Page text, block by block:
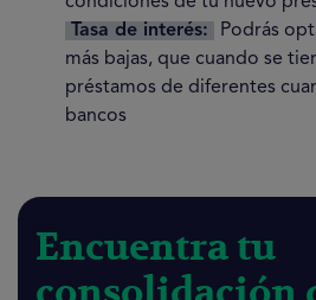
Tasa de interés:
Podrás
más bajas, que cuando se
préstamos de diferentes
bancos
Encuentra tu